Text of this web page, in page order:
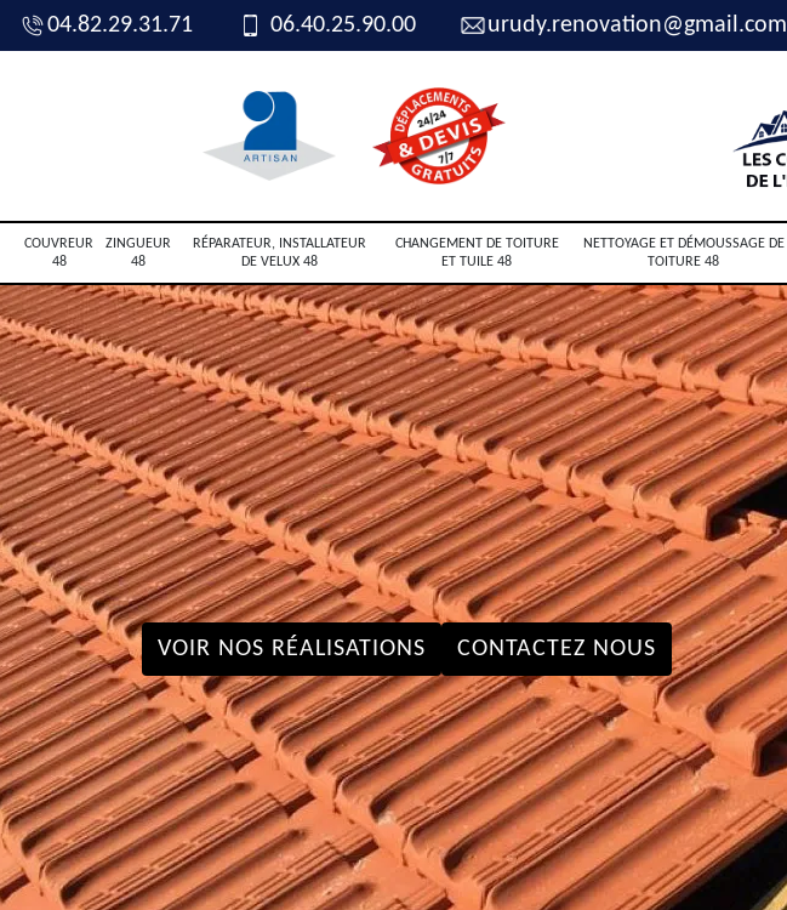
04.82.29.31.71 06.40.25.90.00 urudy.renovation@gmail.com
COUVREUR
48
ZINGUEUR
48
RÉPARATEUR, INSTALLATEUR
DE VELUX 48
CHANGEMENT DE TOITURE
ET TUILE 48
NETTOYAGE ET DÉMOUSSAGE DE
TOITURE 48
VOIR NOS RÉALISATIONS CONTACTEZ NOUS